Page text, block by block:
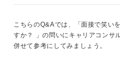
こちらのQ&Aでは、「面接で笑い
すか？ 」の問いにキャリアコンサ
併せて参考にしてみましょう。